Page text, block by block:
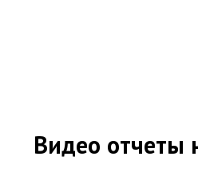
Видео отчеты